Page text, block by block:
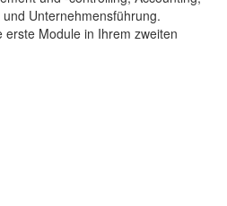
Unternehmensführung.
erste Module in Ihrem zweiten